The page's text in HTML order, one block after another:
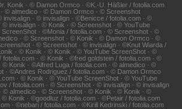
Konik · © Damon Ormco · ©K.-U. Häßler / fotolia.com
© almedico · © Damon Ormco · © Screenshot
invisalign · © invisalign · ©Benicce / fotolia.com · ©
© invisalign · © Konik · © Screenshot · © YouTube
· ©Monia / fotolia.com · © Screenshot · ©
· © Screenshot · © Konik · © Damon Ormco · ©
· © Screenshot · © invisalign · ©Knut Wiarda /
· © Konik · © Konik · © YouTube ScreenShot · ©
· © Konik · ©fred goldstein / fotolia.com · ©
© Konik · ©Alfred Luga / fotolia.com · © almedico · ©
· ©Andres Rodriguez / fotolia.com · © Damon Ormco
· © Konik · © YouTube ScreenShot · © YouTube
/ fotolia.com · © Screenshot · © invisalign · © invisalign
© almedico · © Screenshot · © Konik · © Konik · ©
Konik · ©goodluz / fotolia.com · ©Petair / fotolia.com
· ©nebari / fotolia.com · ©Kirill Kedrinski / fotolia.com